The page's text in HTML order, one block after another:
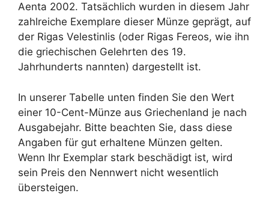
Aenta 2002. Tatsächlich wurden in diesem Jahr
zahlreiche Exemplare dieser Münze geprägt, auf
der Rigas Velestinlis (oder Rigas Fereos, wie ihn
die griechischen Gelehrten des 19.
Jahrhunderts nannten) dargestellt ist.
In unserer Tabelle unten finden Sie den Wert
einer 10-Cent-Münze aus Griechenland je nach
Ausgabejahr. Bitte beachten Sie, dass diese
Angaben für gut erhaltene Münzen gelten.
Wenn Ihr Exemplar stark beschädigt ist, wird
sein Preis den Nennwert nicht wesentlich
übersteigen.